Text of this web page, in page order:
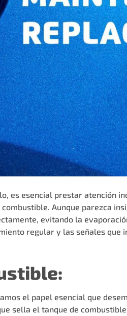
es esencial prestar atención
combustible. Aunque parezca
evitando la
regular y las señales que
el papel esencial que
sella el tanque de